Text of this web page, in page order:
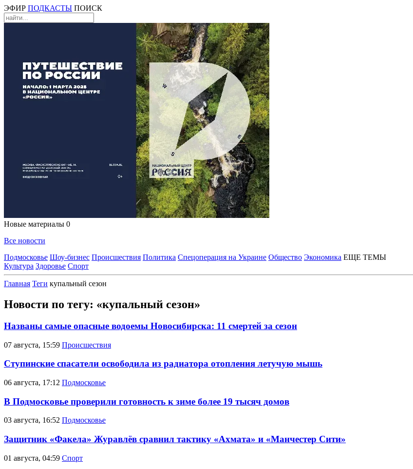
ЭФИР ПОДКАСТЫ ПОИСК
Новые материалы 0
Все новости
Подмосковье Шоу-бизнес Происшествия Политика Спецоперация на Украине Общество Экономика ЕЩЕ ТЕМЫ
Культура Здоровье Спорт
Главная Теги купальный сезон
Новости по тегу: «купальный сезон»
Названы самые опасные водоемы Новосибирска: 11 смертей за сезон
07 августа, 15:59 Происшествия
Ступинские спасатели освободила из радиатора отопления летучую мышь
06 августа, 17:12 Подмосковье
В Подмосковье проверили готовность к зиме более 19 тысяч домов
03 августа, 16:52 Подмосковье
Защитник «Факела» Журавлёв сравнил тактику «Ахмата» и «Манчестер Сити»
01 августа, 04:59 Спорт